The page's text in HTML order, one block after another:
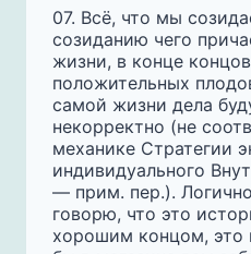
07. Всё, что мы
созиданию чего
жизни, в конце
положительных
самой жизни дела
некорректно (не
механике Стратегии
индивидуального
— прим. пер.).
говорю, что это
хорошим концом, это